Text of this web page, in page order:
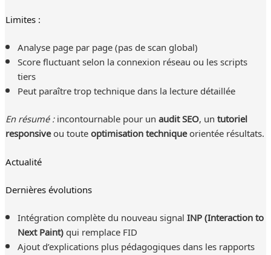
Limites :
Analyse page par page (pas de scan global)
Score fluctuant selon la connexion réseau ou les scripts
tiers
Peut paraître trop technique dans la lecture détaillée
En résumé :incontournable pour unaudit SEO, untutoriel
responsiveou touteoptimisation techniqueorientée résultats.
Actualité
Dernières évolutions
Intégration complète du nouveau signalINP (Interaction to
Next Paint)qui remplace FID
Ajout d’explications plus pédagogiques dans les rapports